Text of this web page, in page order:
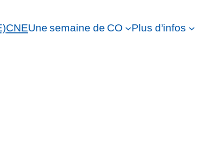
CNEUne semaine de CO Plus d’infos